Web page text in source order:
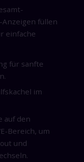
füllen
einfache
für sanfte
im
auf den
Bereich, um
und